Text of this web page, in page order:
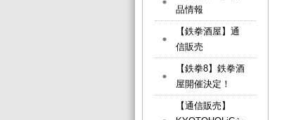
品情報
【鉄拳酒屋】通
信販売
【鉄拳8】鉄拳酒
屋開催決定！
【通信販売】